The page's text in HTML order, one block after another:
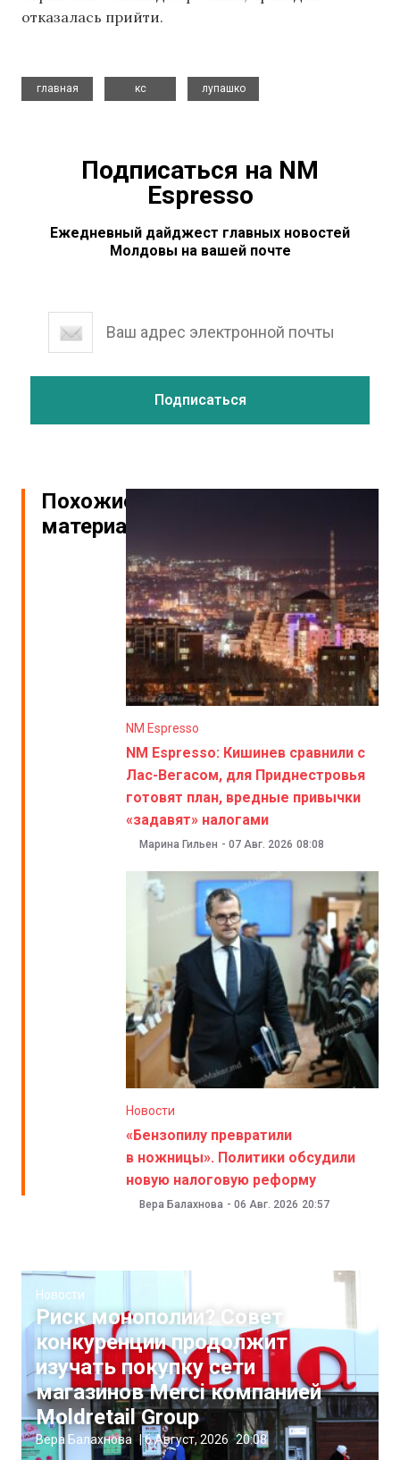
отказалась прийти.
главная
кс
лупашко
Подписаться на NM
Espresso
Ежедневный дайджест главных новостей
Молдовы на вашей почте
Похожие
материалы
NM Espresso
NM Espresso: Кишинев сравнили с
Лас-Вегасом, для Приднестровья
готовят план, вредные привычки
«задавят» налогами
Марина Гильен - 07 Авг. 2026 08:08
Новости
«Бензопилу превратили
в ножницы». Политики обсудили
новую налоговую реформу
Вера Балахнова - 06 Авг. 2026 20:57
Новости
Риск монополии? Совет
конкуренции продолжит
изучать покупку сети
магазинов Merci компанией
Moldretail Group
Вера Балахнова | 6 Август, 2026 20:08